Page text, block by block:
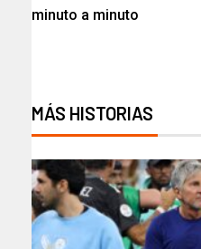
minuto a minuto
MÁS HISTORIAS